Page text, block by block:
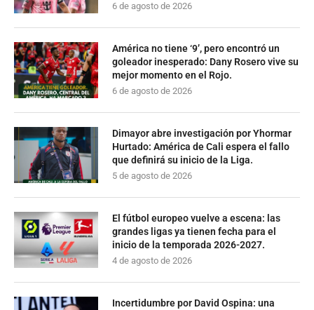
6 de agosto de 2026
América no tiene ‘9’, pero encontró un
goleador inesperado: Dany Rosero vive su
mejor momento en el Rojo.
6 de agosto de 2026
Dimayor abre investigación por Yhormar
Hurtado: América de Cali espera el fallo
que definirá su inicio de la Liga.
5 de agosto de 2026
El fútbol europeo vuelve a escena: las
grandes ligas ya tienen fecha para el
inicio de la temporada 2026-2027.
4 de agosto de 2026
Incertidumbre por David Ospina: una